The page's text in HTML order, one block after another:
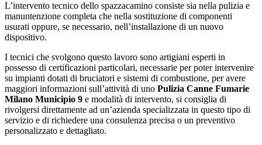
L’intervento tecnico dello spazzacamino consiste sia nella pulizia e
manuntenzione completa che nella sostituzione di componenti
usurati oppure, se necessario, nell’installazione di un nuovo
dispositivo.
I tecnici che svolgono questo lavoro sono artigiani esperti in
possesso di certificazioni particolari, necessarie per poter intervenire
su impianti dotati di bruciatori e sistemi di combustione, per avere
maggiori informazioni sull’attività di uno Pulizia Canne Fumarie
Milano Municipio 9 e modalità di intervento, si consiglia di
rivolgersi direttamente ad un’azienda specializzata in questo tipo di
servizio e di richiedere una consulenza precisa o un preventivo
personalizzato e dettagliato.